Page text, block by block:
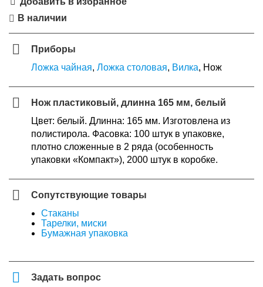
В наличии
Приборы
Ложка чайная, Ложка столовая, Вилка, Нож
Нож пластиковый, длинна 165 мм, белый
Цвет: белый. Длинна: 165 мм. Изготовлена из
полистирола. Фасовка: 100 штук в упаковке,
плотно сложенные в 2 ряда (особенность
упаковки «Компакт»), 2000 штук в коробке.
Сопутствующие товары
Стаканы
Тарелки, миски
Бумажная упаковка
Задать вопрос